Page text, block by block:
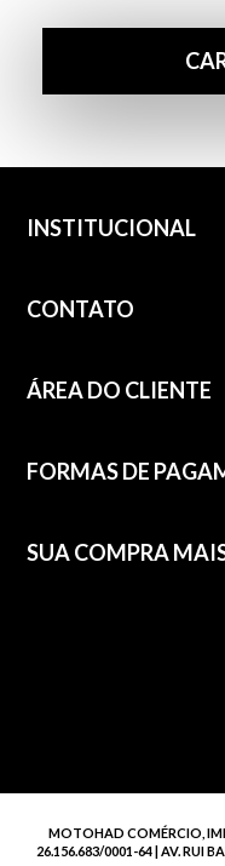
INSTITUCIONAL
CONTATO
ÁREA DO CLIENTE
FORMAS DE
SUA COMPRA
MOTOHAD COMÉRCIO,
26.156.683/0001-64 | AV. RUI